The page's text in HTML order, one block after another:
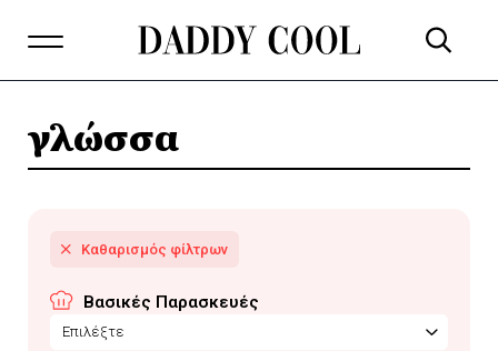
γλώσσα
Βασικές Παρασκευές
Επιλέξτε